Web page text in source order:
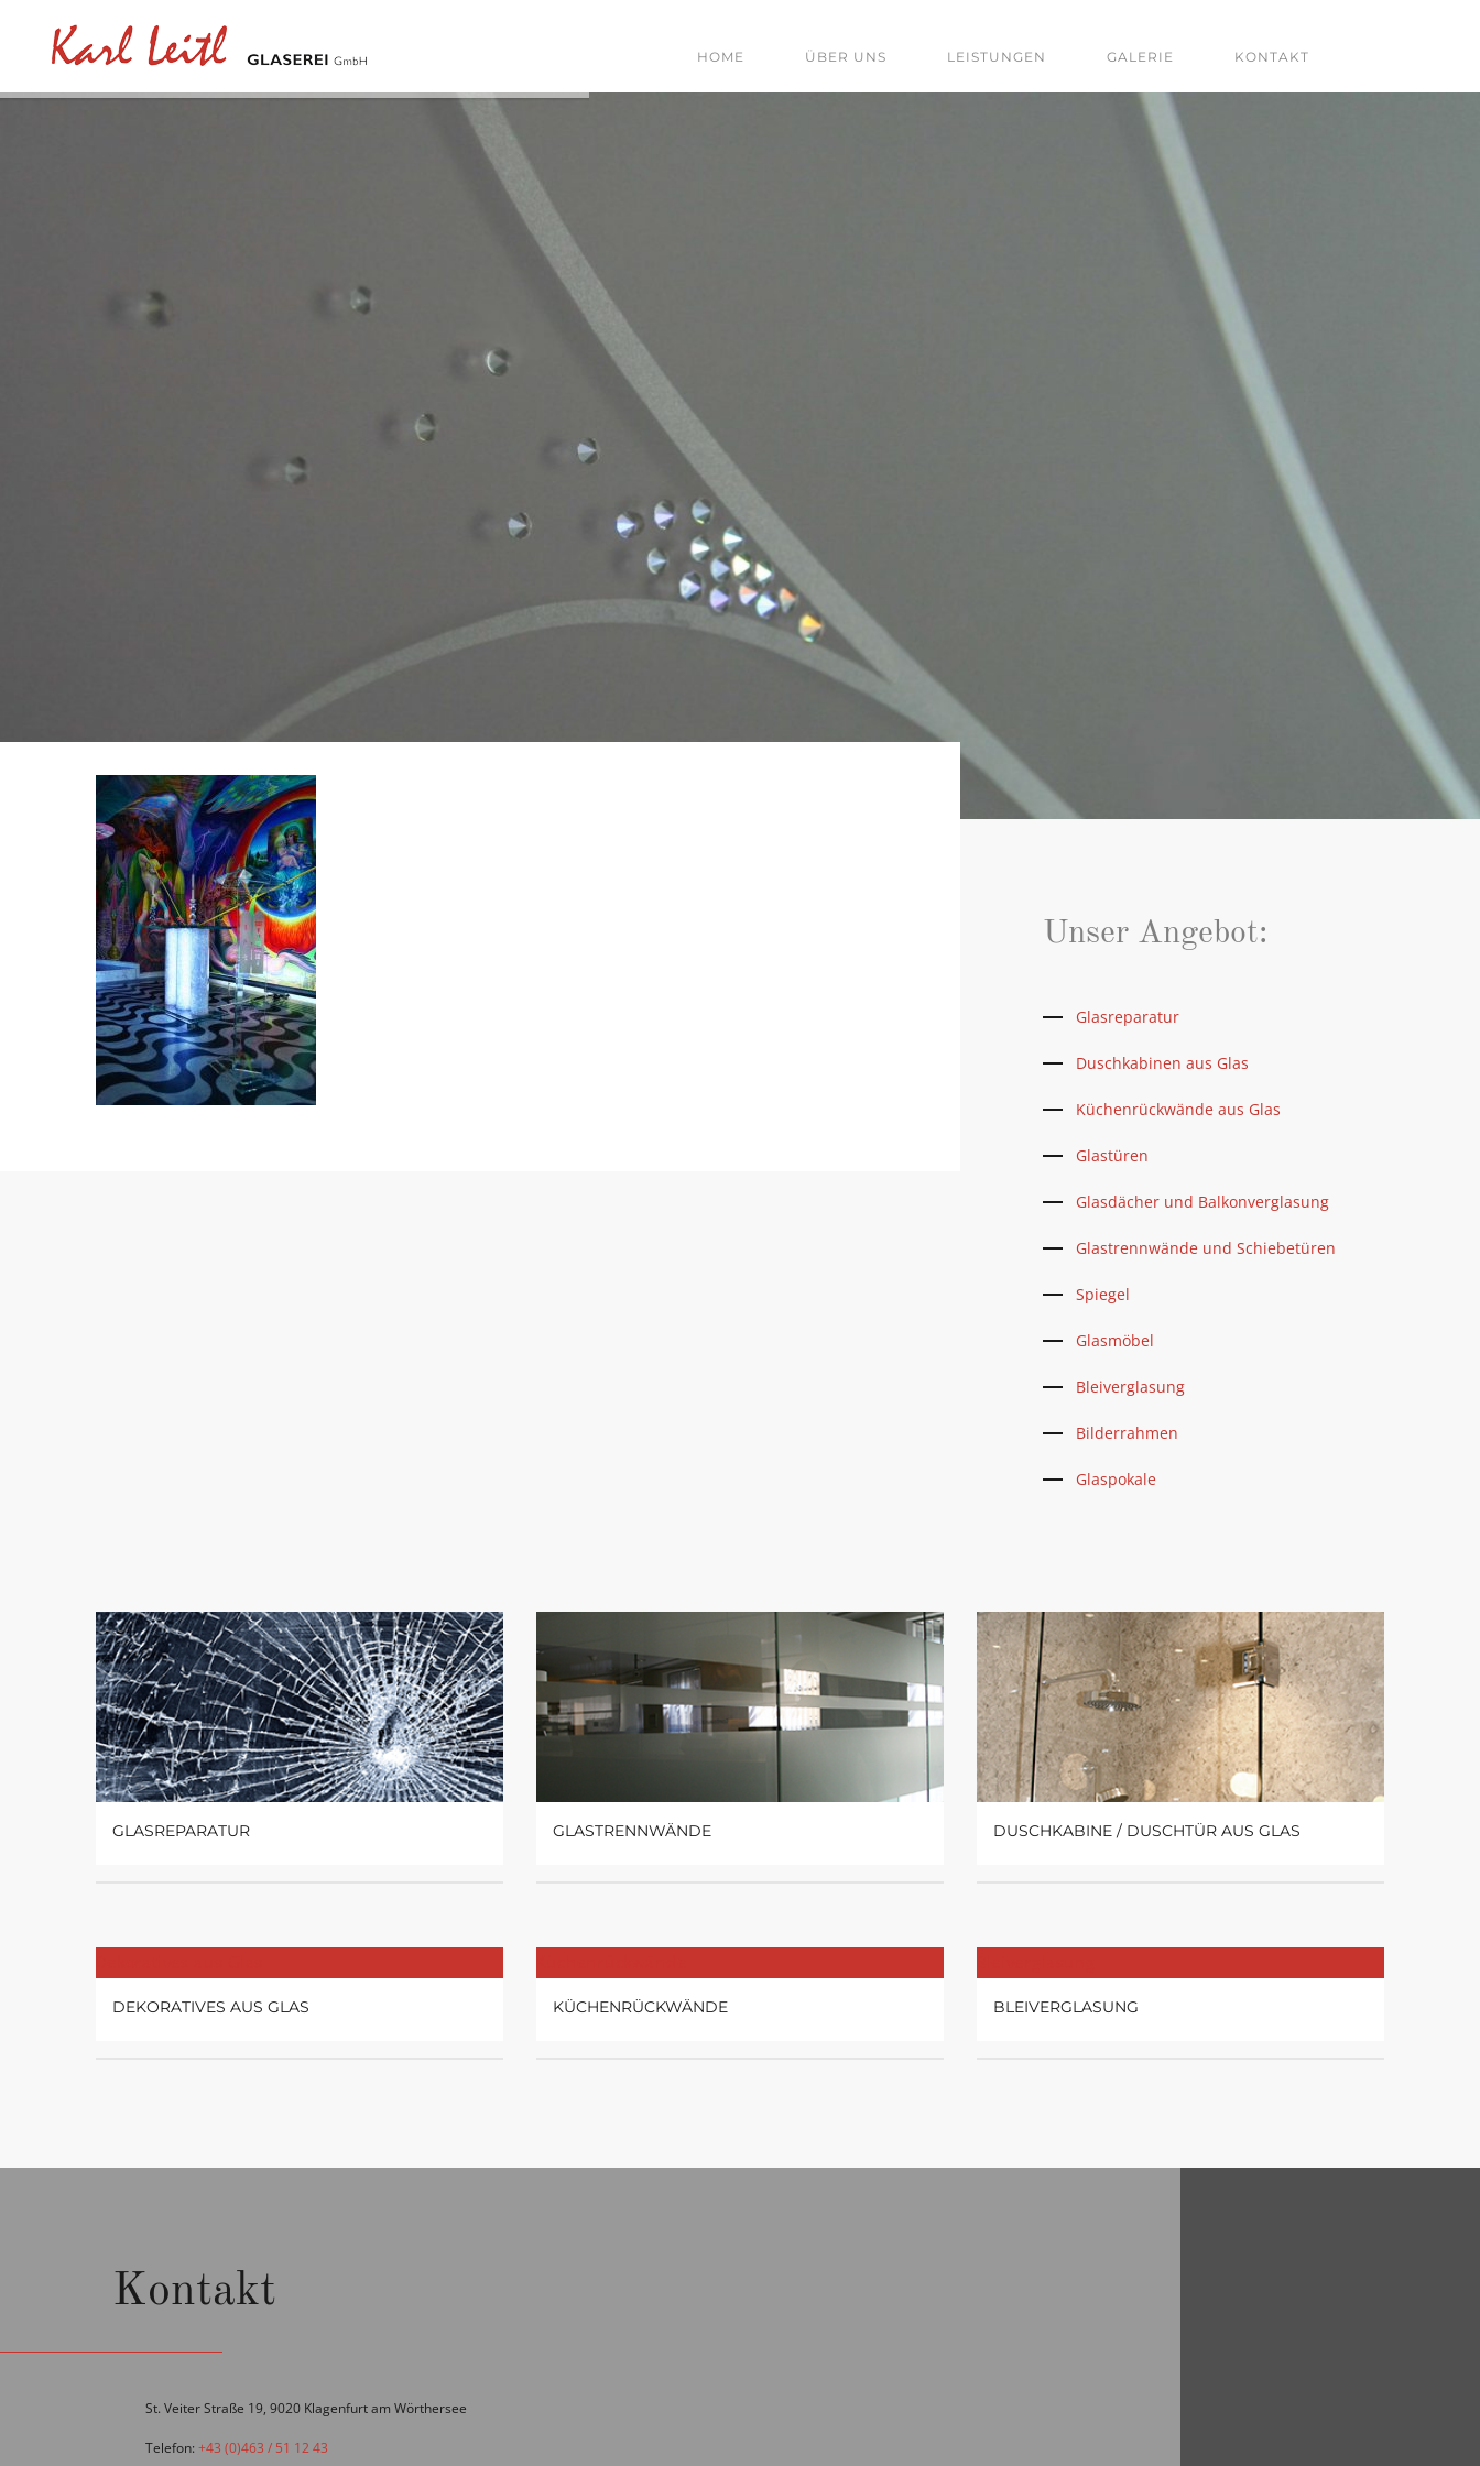
HOME ÜBER UNS LEISTUNGEN GALERIE KONTAKT
Unser Angebot:
Glasreparatur
Duschkabinen aus Glas
Küchenrückwände aus Glas
Glastüren
Glasdächer und Balkonverglasung
Glastrennwände und Schiebetüren
Spiegel
Glasmöbel
Bleiverglasung
Bilderrahmen
Glaspokale
GLASREPARATUR GLASTRENNWÄNDE DUSCHKABINE / DUSCHTÜR AUS GLAS
DEKORATIVES AUS GLAS KÜCHENRÜCKWÄNDE BLEIVERGLASUNG
Kontakt
St. Veiter Straße 19, 9020 Klagenfurt am Wörthersee
Telefon: +43 (0)463 / 51 12 43